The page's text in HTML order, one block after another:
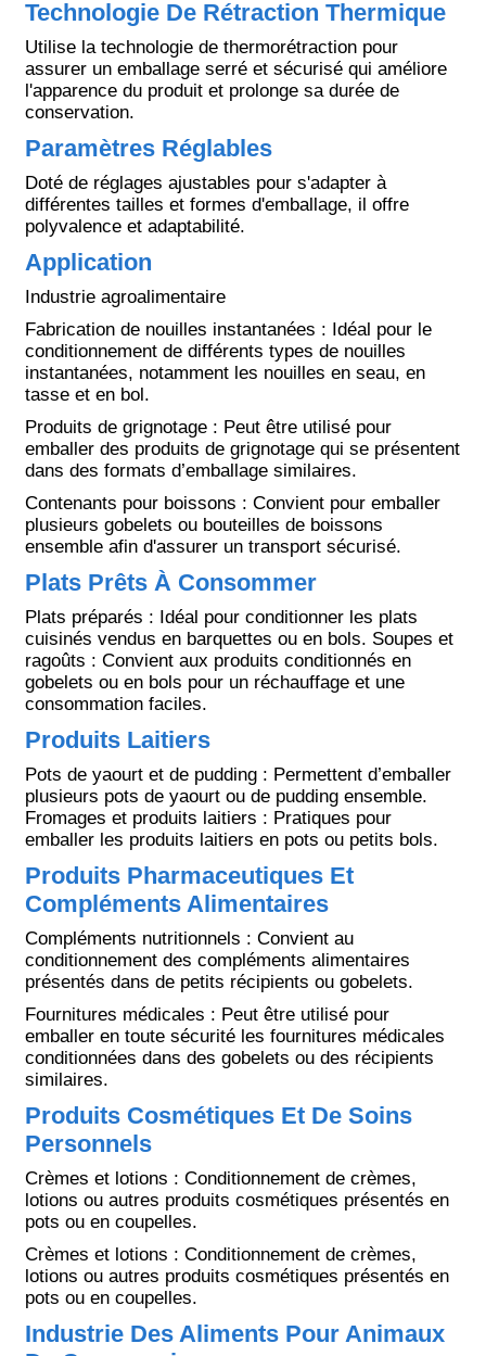
Technologie De Rétraction Thermique
Utilise la technologie de thermorétraction pour
assurer un emballage serré et sécurisé qui améliore
l'apparence du produit et prolonge sa durée de
conservation.
Paramètres Réglables
Doté de réglages ajustables pour s'adapter à
différentes tailles et formes d'emballage, il offre
polyvalence et adaptabilité.
Application
Industrie agroalimentaire
Fabrication de nouilles instantanées : Idéal pour le
conditionnement de différents types de nouilles
instantanées, notamment les nouilles en seau, en
tasse et en bol.
Produits de grignotage : Peut être utilisé pour
emballer des produits de grignotage qui se présentent
dans des formats d’emballage similaires.
Contenants pour boissons : Convient pour emballer
plusieurs gobelets ou bouteilles de boissons
ensemble afin d'assurer un transport sécurisé.
Plats Prêts À Consommer
Plats préparés : Idéal pour conditionner les plats
cuisinés vendus en barquettes ou en bols. Soupes et
ragoûts : Convient aux produits conditionnés en
gobelets ou en bols pour un réchauffage et une
consommation faciles.
Produits Laitiers
Pots de yaourt et de pudding : Permettent d’emballer
plusieurs pots de yaourt ou de pudding ensemble.
Fromages et produits laitiers : Pratiques pour
emballer les produits laitiers en pots ou petits bols.
Produits Pharmaceutiques Et
Compléments Alimentaires
Compléments nutritionnels : Convient au
conditionnement des compléments alimentaires
présentés dans de petits récipients ou gobelets.
Fournitures médicales : Peut être utilisé pour
emballer en toute sécurité les fournitures médicales
conditionnées dans des gobelets ou des récipients
similaires.
Produits Cosmétiques Et De Soins
Personnels
Crèmes et lotions : Conditionnement de crèmes,
lotions ou autres produits cosmétiques présentés en
pots ou en coupelles.
Crèmes et lotions : Conditionnement de crèmes,
lotions ou autres produits cosmétiques présentés en
pots ou en coupelles.
Industrie Des Aliments Pour Animaux